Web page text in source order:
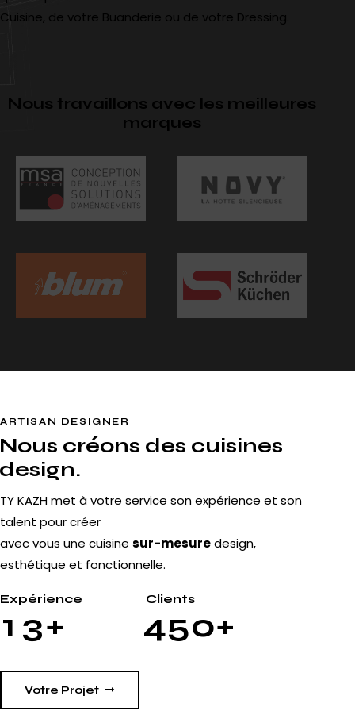
Cuisine, de votre Buanderie ou de votre Dressing.
Nous travaillons avec les meilleures
marques
ARTISAN DESIGNER
Nous créons des cuisines
design.
TY KAZH met à votre service son expérience et son
talent pour créer
avec vous une cuisine sur-mesuredesign,
esthétique et fonctionnelle.
Expérience
1 3+
Clients
450+
Votre Projet